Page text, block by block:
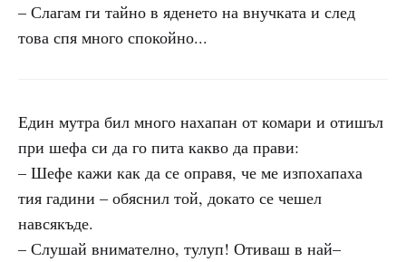
– Слагам ги тайно в яденето на внучката и след
това спя много спокойно...
Един мутра бил много нахапан от комари и отишъл
при шефа си да го пита какво да прави:
– Шефе кажи как да се оправя, че ме изпохапаха
тия гадини – обяснил той, докато се чешел
навсякъде.
– Слушай внимателно, тулуп! Отиваш в най–